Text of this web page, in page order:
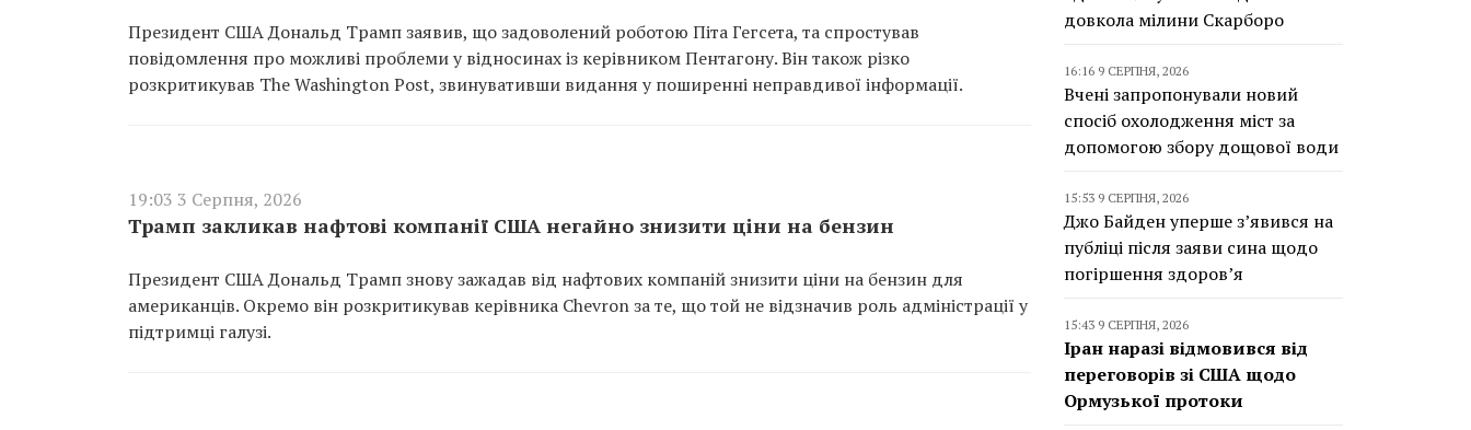
Президент США Дональд Трамп заявив, що задоволений роботою Піта Гегсета, та спростував
повідомлення про можливі проблеми у відносинах із керівником Пентагону. Він також різко
розкритикував The Washington Post, звинувативши видання у поширенні неправдивої інформації.
19:03 3 Серпня, 2026
Трамп закликав нафтові компанії США негайно знизити ціни на бензин
Президент США Дональд Трамп знову зажадав від нафтових компаній знизити ціни на бензин для
американців. Окремо він розкритикував керівника Chevron за те, що той не відзначив роль адміністрації у
підтримці галузі.
довкола мілини Скарборо
16:16 9 СЕРПНЯ, 2026
Вчені запропонували новий
спосіб охолодження міст за
допомогою збору дощової води
15:53 9 СЕРПНЯ, 2026
Джо Байден уперше з’явився на
публіці після заяви сина щодо
погіршення здоров’я
15:43 9 СЕРПНЯ, 2026
Іран наразі відмовився від
переговорів зі США щодо
Ормузької протоки